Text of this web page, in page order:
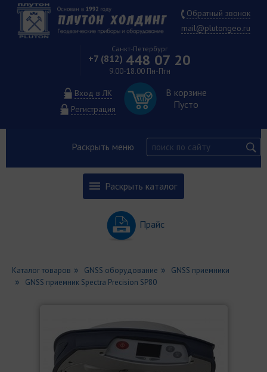
Обратный звонок
mail@plutongeo.ru
Санкт-Петербург
+7 (812) 448 07 20
9.00-18.00 Пн-Птн
Вход в ЛК
Регистрация
В корзине
Пусто
Раскрыть меню
Раскрыть каталог
Прайс
Каталог товаров GNSS оборудование
GNSS приемники
GNSS приемник Spectra Precision SP80